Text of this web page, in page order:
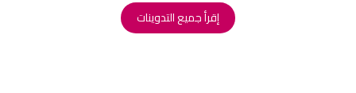
إقرأ جميع التدوينات